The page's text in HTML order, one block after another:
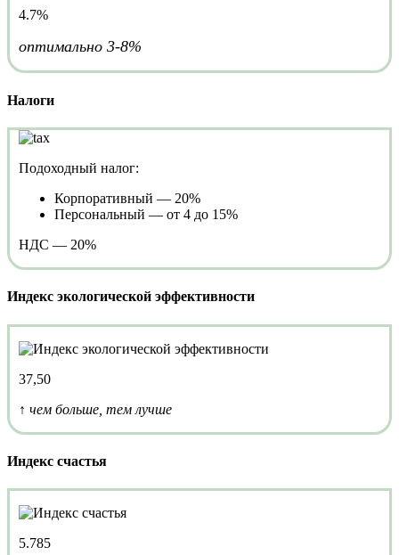
4.7%
оптимально 3-8%
Налоги
Подоходный налог:
Корпоративный — 20%
Персональный — от 4 до 15%
НДС — 20%
Индекс экологической эффективности
37,50
↑ чем больше, тем лучше
Индекс счастья
5.785